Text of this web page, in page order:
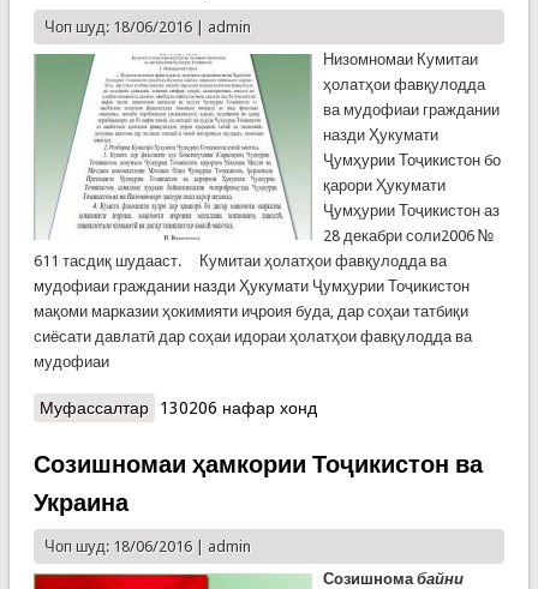
Чоп шуд: 18/06/2016 | admin
Низомномаи Кумитаи
ҳолатҳои фавқулодда
ва мудофиаи граждании
назди Ҳукумати
Ҷумҳурии Тоҷикистон бо
қарори Ҳукумати
Ҷумҳурии Тоҷикистон аз
28 декабри соли2006 №
611 тасдиқ шудааст. Кумитаи ҳолатҳои фавқулодда ва
мудофиаи граждании назди Ҳукумати Ҷумҳурии Тоҷикистон
мақоми марказии ҳокимияти иҷроия буда, дар соҳаи татбиқи
сиёсати давлатӣ дар соҳаи идораи ҳолатҳои фавқулодда ва
мудофиаи
Муфассалтаро Низомномаи Кумита
130206 нафар хонд
Созишномаи ҳамкории Тоҷикистон ва
Украина
Чоп шуд: 18/06/2016 | admin
Созишномабайни